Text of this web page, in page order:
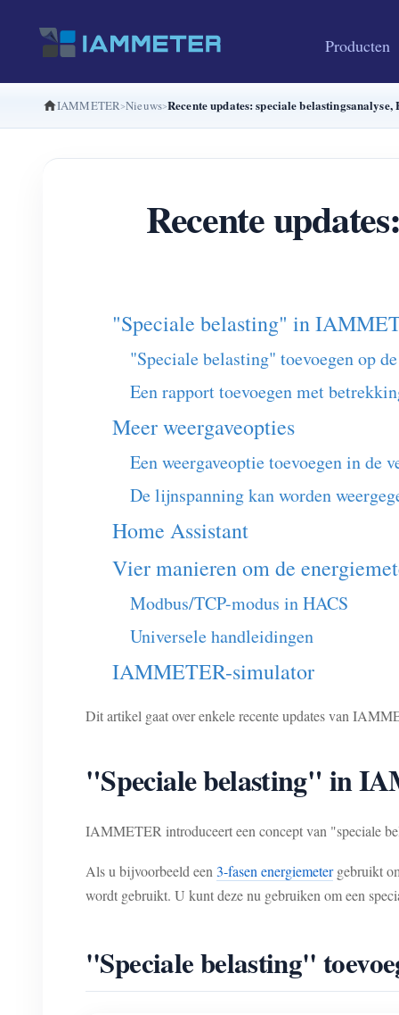
Producten
IAMMETER Nieuws Recente updates: speciale
Recente
"Speciale belasting" in
"Speciale belasting" toevoegen op
Een rapport toevoegen met
Meer weergaveopties
Een weergaveoptie toevoegen in de
De lijnspanning kan worden
Home Assistant
Vier manieren om de
Modbus/TCP-modus in HACS
Universele handleidingen
IAMMETER-simulator
Dit artikel gaat over enkele recente updates van
"Speciale belasting" in
IAMMETER introduceert een concept van "speciale
Als u bijvoorbeeld een3-fasen energiemetergebruikt
wordt gebruikt. U kunt deze nu gebruiken om een
"Speciale belasting"